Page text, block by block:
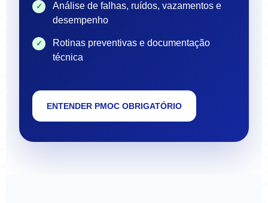
Análise de falhas, ruídos, vazamentos e
desempenho
Rotinas preventivas e documentação
técnica
ENTENDER PMOC OBRIGATÓRIO